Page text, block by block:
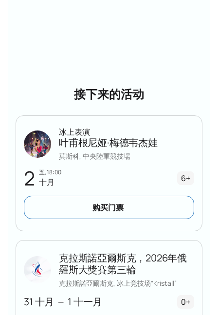
接下来的活动
2 五, 18:00
十月
冰上表演
叶甫根尼娅·梅德韦杰娃
莫斯科, 中央陸軍競技場
6+
购买门票
31 十月 — 1 十一月
克拉斯諾亞爾斯克，2026年俄
羅斯大獎賽第三輪
克拉斯諾亞爾斯克, 冰上竞技场“Kristall”
0+